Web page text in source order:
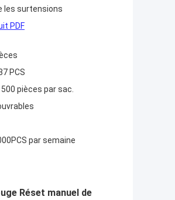
les surtensions
PDF
PCS
500 pièces par sac.
par semaine
Réset manuel de